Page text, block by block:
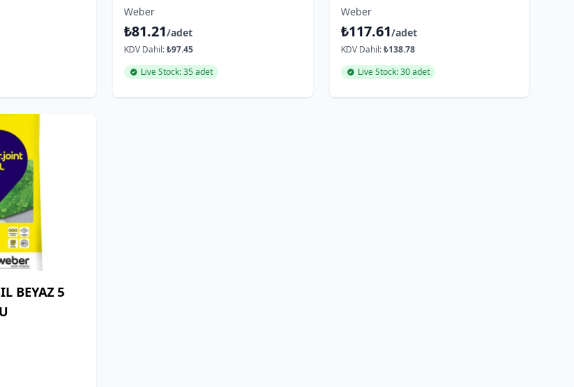
Weber
₺81.21/adet
KDV Dahil:₺97.45
Live Stock: 35 adet
Weber
₺117.61/adet
KDV Dahil:₺138.78
Live Stock: 30 adet
BEYAZ 5